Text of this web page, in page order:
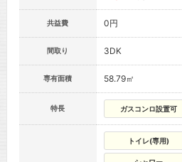
共益費 0円
間取り 3DK
専有面積 58.79㎡
特長 ガスコンロ設置可
トイレ(専用)